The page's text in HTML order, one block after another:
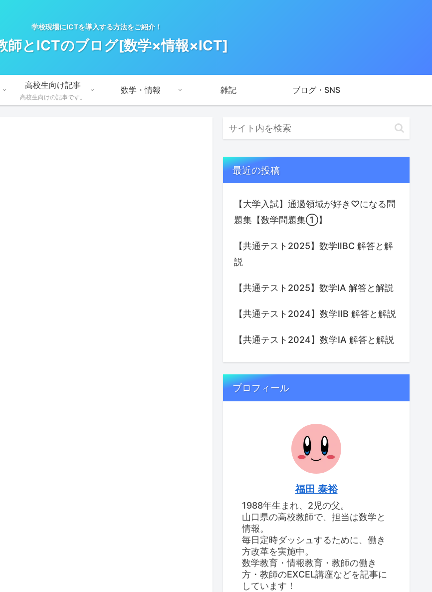
学校現場にICTを導入する方法をご紹介！
師とICTのブログ[数学×情報×ICT]
高校生向け記事
高校生向けの記事です。
数学・情報 雑記 ブログ・SNS
最近の投稿
【大学入試】通過領域が好き♡になる問
題集【数学問題集①】
【共通テスト2025】数学ⅡBC 解答と解
説
【共通テスト2025】数学IA 解答と解説
【共通テスト2024】数学ⅡB 解答と解説
【共通テスト2024】数学IA 解答と解説
プロフィール
福田 泰裕
1988年生まれ、2児の父。
山口県の高校教師で、担当は数学と
情報。
毎日定時ダッシュするために、働き
方改革を実施中。
数学教育・情報教育・教師の働き
方・教師のEXCEL講座などを記事に
しています！